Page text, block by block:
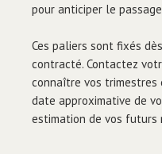
pour anticiper le
Ces paliers sont fixés
contracté. Contactez
connaître vos
date approximative de
estimation de vos futurs